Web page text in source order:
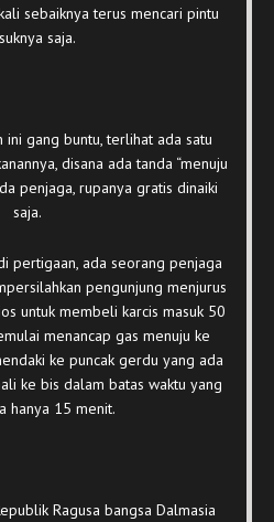
sebaiknya terus mencari pintu
saja.
ini gang buntu, terlihat ada satu
disana ada tanda “menuju
penjaga, rupanya gratis dinaiki
saja.
pertigaan, ada seorang penjaga
pengunjung menjurus
untuk membeli karcis masuk 50
menancap gas menuju ke
ke puncak gerdu yang ada
ke bis dalam batas waktu yang
hanya 15 menit.
Ragusa bangsa Dalmasia